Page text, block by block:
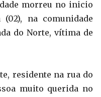
morreu no inicio
na comunidade
do Norte, vítima de
residente na rua do
muito querida no